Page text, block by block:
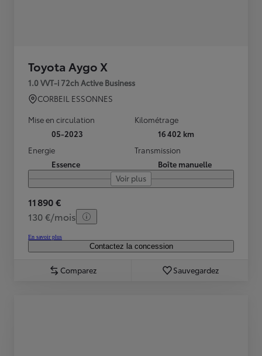
Toyota Aygo X
1.0 VVT-i 72ch Active Business
CORBEIL ESSONNES
Mise en circulation
05-2023
Kilométrage
16 402 km
Energie
Essence
Transmission
Boîte manuelle
Voir plus
11 890 €
130 €/mois
En savoir plus
Contactez la concession
Comparez Sauvegardez